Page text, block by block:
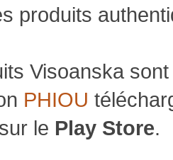
produits
Visoanska
PHIOU
le Play Store.